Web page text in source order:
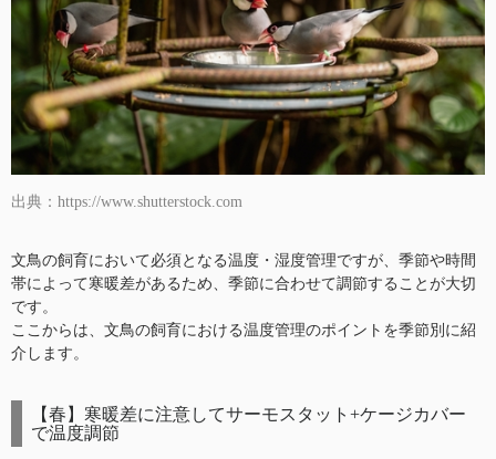
出典：https://www.shutterstock.com
文鳥の飼育において必須となる温度・湿度管理ですが、季節や時間
帯によって寒暖差があるため、季節に合わせて調節することが大切
です。
ここからは、文鳥の飼育における温度管理のポイントを季節別に紹
介します。
【春】寒暖差に注意してサーモスタット+ケージカバー
で温度調節